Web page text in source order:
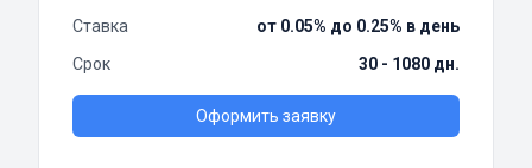
Ставка
от 0.05% до 0.25% в день
Срок
30 - 1080 дн.
Оформить заявку